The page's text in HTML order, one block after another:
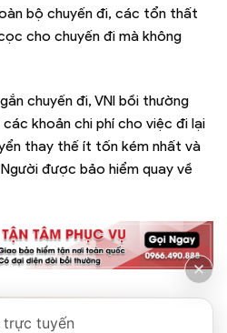
bộ chuyến đi, các tổn thất
cho chuyến đi mà không
chuyến đi, VNI bồi thường
khoản chi phí cho việc đi lại
thay thế ít tốn kém nhất và
được bảo hiểm quay về
tuyến